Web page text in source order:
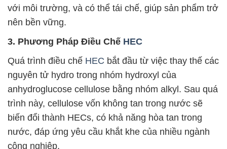
với môi trường, và có thể tái chế, giúp sản phẩm trở
nên bền vững.
3. Phương Pháp Điều Chế HEC
Quá trình điều chế HEC bắt đầu từ việc thay thế các
nguyên tử hydro trong nhóm hydroxyl của
anhydroglucose cellulose bằng nhóm alkyl. Sau quá
trình này, cellulose vốn không tan trong nước sẽ
biến đổi thành HECs, có khả năng hòa tan trong
nước, đáp ứng yêu cầu khắt khe của nhiều ngành
công nghiệp.